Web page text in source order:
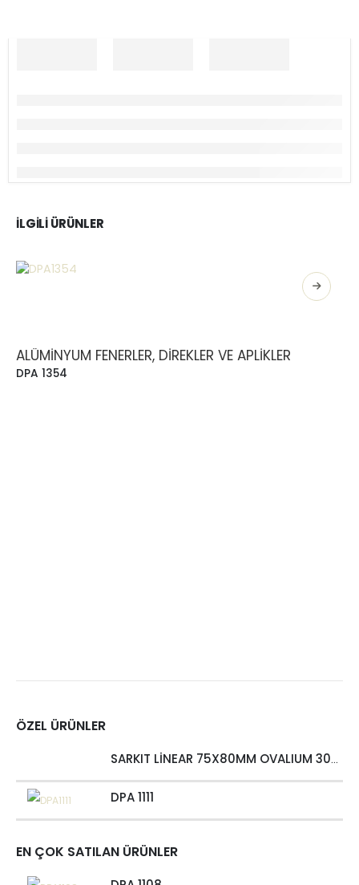
İLGILI ÜRÜNLER
ALÜMINYUM FENERLER, DIREKLER VE APLIKLER
DPA 1354
ÖZEL ÜRÜNLER
SARKIT LİNEAR 75X80MM OVALIUM 30W 4000 LM MT
DPA 1111
EN ÇOK SATILAN ÜRÜNLER